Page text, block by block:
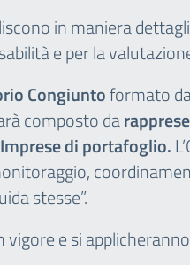
in maniera
e per la
Congiuntoformato
composto da
di portafoglio.
stesse”.
vigore e si